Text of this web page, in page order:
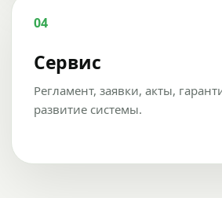
04
Сервис
Регламент, заявки, акты,
развитие системы.